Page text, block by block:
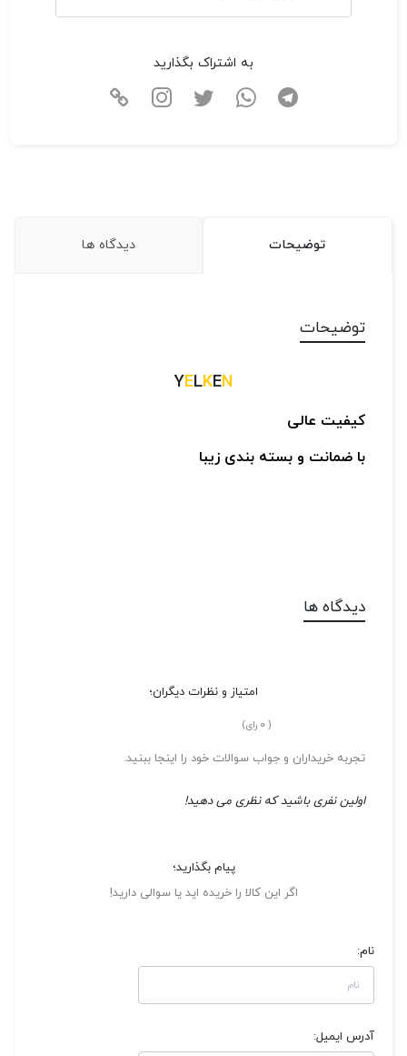
به اشتراک بگذارید
توضیحات دیدگاه ها
توضیحات
YELKEN
کیفیت عالی
با ضمانت و بسته بندی زیبا
دیدگاه ها
امتیاز و نظرات دیگران؛
(
0 رای)
تجربه خریداران و جواب سوالات خود را اینجا ببنید.
اولین نفری باشید که نظری می دهید!
پیام بگذارید؛
اگر این کالا را خریده اید یا سوالی دارید!
نام:
آدرس ایمیل: